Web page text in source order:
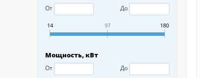
От До
14 97 180
Мощность, кВт
От До